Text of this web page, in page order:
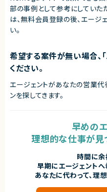
部の事例として参考にしていただ
は、無料会員登録の後、エージ
い。
希望する案件が無い場合、
ください。
エージェントがあなたの営業代
ンを探してきます。
早めの
理想的な仕事が見
時間に余
早期にエージェントへ
あなたに代わって、理